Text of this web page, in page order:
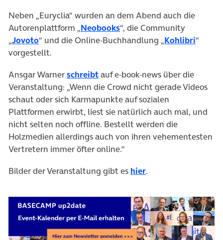
Neben „Euryclia“ wurden an dem Abend auch die
Autorenplattform „Neobooks“, die Community
„Jovoto“ und die Online-Buchhandlung „Kohlibri“
vorgestellt.
Ansgar Warnerschreibtauf e-book-news über die
Veranstaltung: „Wenn die Crowd nicht gerade Videos
schaut oder sich Karmapunkte auf sozialen
Plattformen erwirbt, liest sie natürlich auch mal, und
nicht selten noch offline. Bestellt werden die
Holzmedien allerdings auch von ihren vehementesten
Vertretern immer öfter online.“
Bilder der Veranstaltung gibt es hier(öffnet in neuem
.